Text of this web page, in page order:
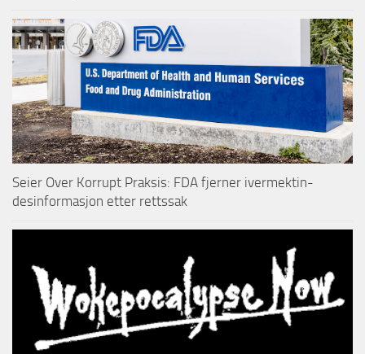
Seier Over Korrupt Praksis: FDA fjerner ivermektin-
desinformasjon etter rettssak